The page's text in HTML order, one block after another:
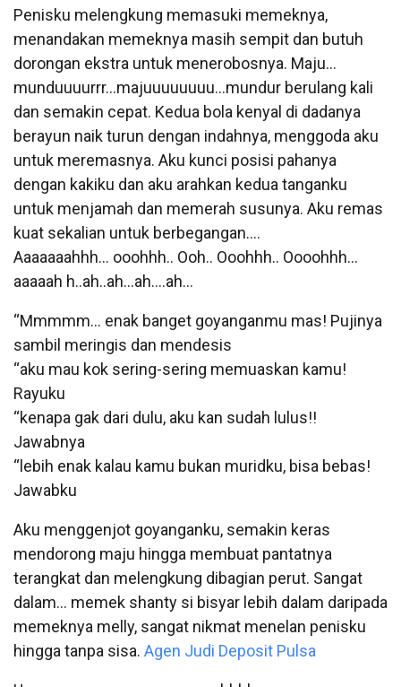
Penisku melengkung memasuki memeknya,
menandakan memeknya masih sempit dan butuh
dorongan ekstra untuk menerobosnya. Maju…
munduuuurrr…majuuuuuuuu…mundur berulang kali
dan semakin cepat. Kedua bola kenyal di dadanya
berayun naik turun dengan indahnya, menggoda aku
untuk meremasnya. Aku kunci posisi pahanya
dengan kakiku dan aku arahkan kedua tanganku
untuk menjamah dan memerah susunya. Aku remas
kuat sekalian untuk berbegangan….
Aaaaaaahhh… ooohhh.. Ooh.. Ooohhh.. Oooohhh…
aaaaah h..ah..ah…ah….ah…
“Mmmmm… enak banget goyanganmu mas! Pujinya
sambil meringis dan mendesis
“aku mau kok sering-sering memuaskan kamu!
Rayuku
“kenapa gak dari dulu, aku kan sudah lulus!!
Jawabnya
“lebih enak kalau kamu bukan muridku, bisa bebas!
Jawabku
Aku menggenjot goyanganku, semakin keras
mendorong maju hingga membuat pantatnya
terangkat dan melengkung dibagian perut. Sangat
dalam… memek shanty si bisyar lebih dalam daripada
memeknya melly, sangat nikmat menelan penisku
hingga tanpa sisa. Agen Judi Deposit Pulsa